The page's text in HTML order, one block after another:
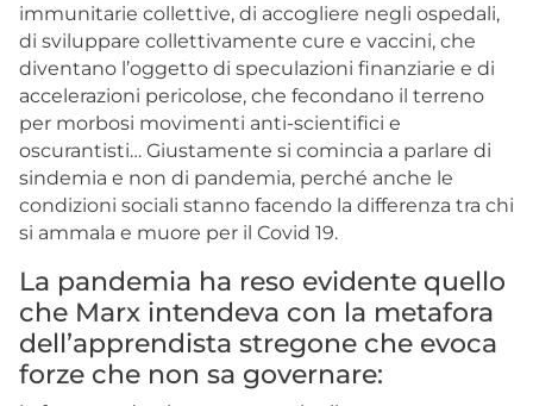
immunitarie collettive, di accogliere negli ospedali,
di sviluppare collettivamente cure e vaccini, che
diventano l’oggetto di speculazioni finanziarie e di
accelerazioni pericolose, che fecondano il terreno
per morbosi movimenti anti-scientifici e
oscurantisti… Giustamente si comincia a parlare di
sindemia e non di pandemia, perché anche le
condizioni sociali stanno facendo la differenza tra chi
si ammala e muore per il Covid 19.
La pandemia ha reso evidente quello
che Marx intendeva con la metafora
dell’apprendista stregone che evoca
forze che non sa governare: